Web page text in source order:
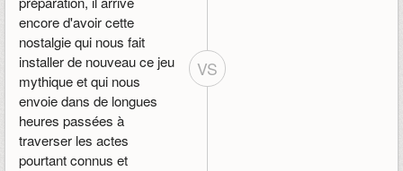
VS
encore d'avoir cette
nostalgie qui nous fait
installer de nouveau ce jeu
mythique et qui nous
envoie dans de longues
heures passées à
traverser les actes
pourtant connus et